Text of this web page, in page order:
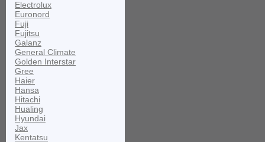
Electrolux
Euronord
Fuji
Fujitsu
Galanz
General Climate
Golden Interstar
Gree
Haier
Hansa
Hitachi
Hualing
Hyundai
Jax
Kentatsu